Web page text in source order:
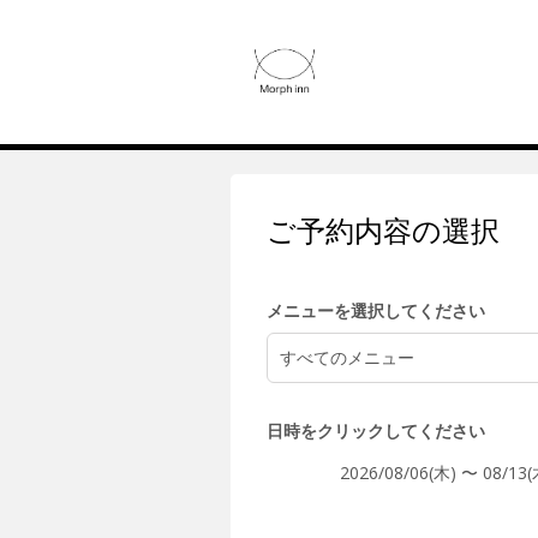
ご予約内容の選択
メニューを選択してください
すべてのメニュー
日時をクリックしてください
2026/08/06(木) 〜 08/13(
4:00
6:00